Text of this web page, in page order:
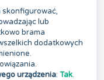
skonfigurować,
lub
brama
dodatkowych
urządzenia: Tak.